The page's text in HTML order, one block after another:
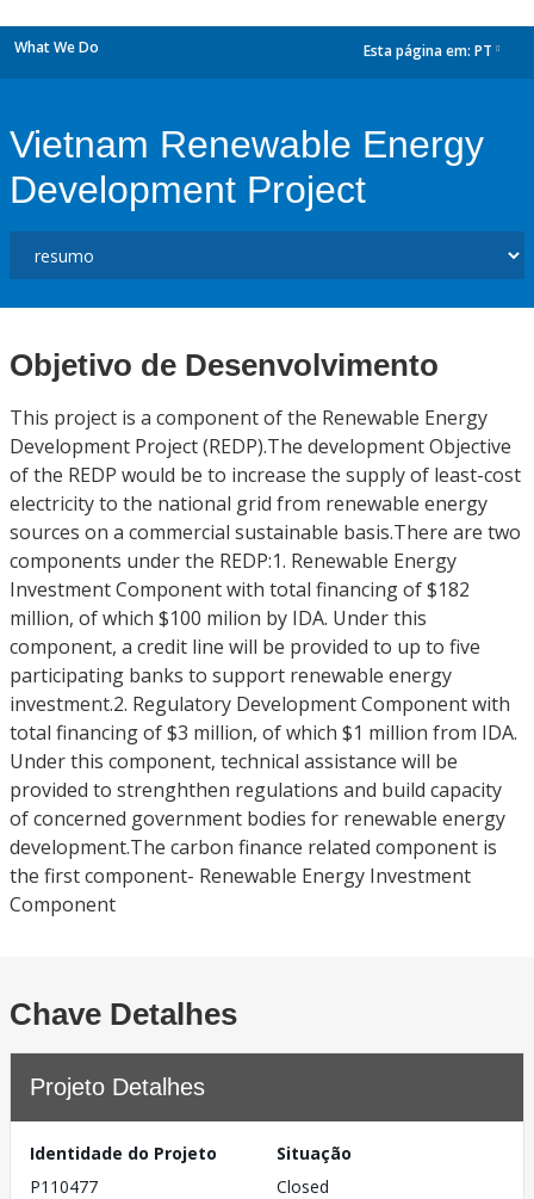
What We Do Esta página em: PT
Vietnam Renewable Energy
Development Project
Objetivo de Desenvolvimento
This project is a component of the Renewable Energy
Development Project (REDP).The development Objective
of the REDP would be to increase the supply of least-cost
electricity to the national grid from renewable energy
sources on a commercial sustainable basis.There are two
components under the REDP:1. Renewable Energy
Investment Component with total financing of $182
million, of which $100 milion by IDA. Under this
component, a credit line will be provided to up to five
participating banks to support renewable energy
investment.2. Regulatory Development Component with
total financing of $3 million, of which $1 million from IDA.
Under this component, technical assistance will be
provided to strenghthen regulations and build capacity
of concerned government bodies for renewable energy
development.The carbon finance related component is
the first component- Renewable Energy Investment
Component
Chave Detalhes
Projeto Detalhes
Identidade do Projeto
P110477
Situação
Closed